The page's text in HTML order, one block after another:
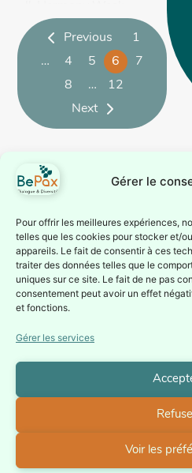
Gérer le
Pour offrir les meilleures expériences,
telles que les cookies pour stocker et/
appareils. Le fait de consentir à ces
traiter des données telles que le
uniques sur ce site. Le fait de ne pas
consentement peut avoir un effet
et fonctions.
Gérer les services
Voir les
BePax et la Plateforme
interconvictionnelle de
Bruxelles organisent
une conférence autour
de la dernière étude de
BePax sur
Previous
1
…
4 5 6
7
8
…
12
Next
Suivez-nous
Inscrivez-vous à notre
newsletter ou suivez nous
sur nos réseaux sociaux
Newsletter
BePax asbl - Chaussée Saint-